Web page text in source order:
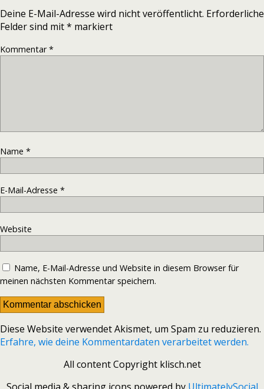
Deine E-Mail-Adresse wird nicht veröffentlicht. Erforderliche
Felder sind mit* markiert
Kommentar*
Name *
E-Mail-Adresse *
Website
Name, E-Mail-Adresse und Website in diesem Browser für
meinen nächsten Kommentar speichern.
Diese Website verwendet Akismet, um Spam zu reduzieren.
Erfahre, wie deine Kommentardaten verarbeitet werden.
All content Copyright klisch.net